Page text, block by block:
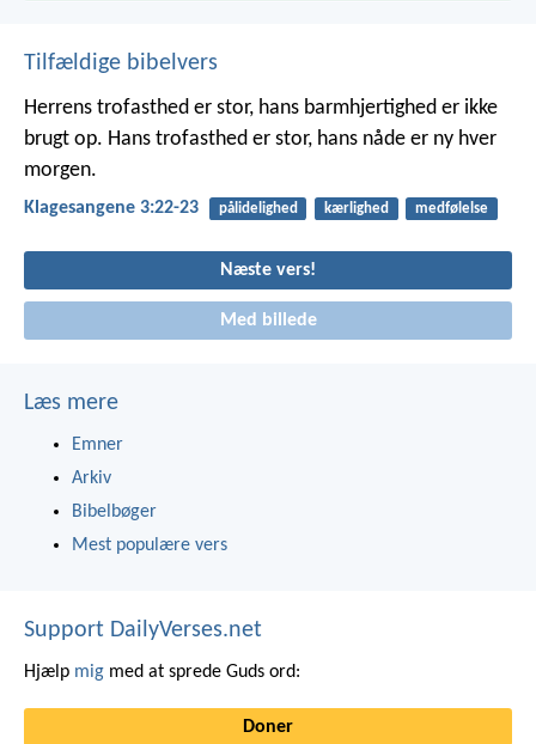
Tilfældige bibelvers
Herrens trofasthed er stor, hans barmhjertighed er ikke
brugt op. Hans trofasthed er stor, hans nåde er ny hver
morgen.
Klagesangene 3:22-23 pålidelighed kærlighed medfølelse
Næste vers!
Med billede
Læs mere
Emner
Arkiv
Bibelbøger
Mest populære vers
Support DailyVerses.net
Hjælp mig med at sprede Guds ord:
Doner